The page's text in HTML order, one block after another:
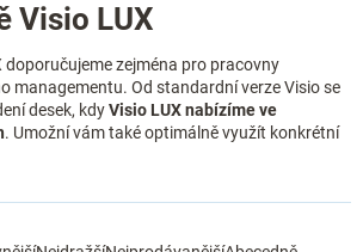
Visio LUX
doporučujeme zejména pro pracovny
managementu. Od standardní verze Visio se
desek, kdyVisio LUX nabízíme ve
. Umožní vám také optimálně využít konkrétní